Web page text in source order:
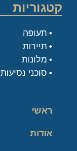
קטגוריות
תעופה
תיירות
מלונות
סוכני נסיעות
ראשי
אודות